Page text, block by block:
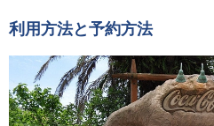
利用方法と予約方法